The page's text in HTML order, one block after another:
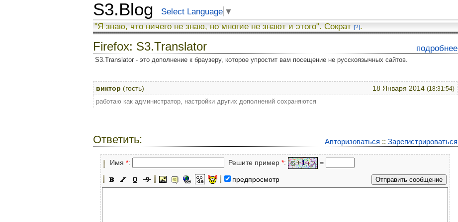
S3.Blog Select Language ▼
"Я знаю, что ничего не знаю, но многие не знают и этого". Сократ [?].
подробнее
Firefox: S3.Translator
S3.Translator - это дополнение к браузеру, которое упростит вам посещение не русскоязычных сайтов.
18 Января 2014 (18:31:54)
виктор (гость)
работаю как администратор, настройки других дополнений сохраняются
Авторизоваться :: Зарегистрироваться
Ответить:
Имя *: Решите пример *: =
предпросмотр